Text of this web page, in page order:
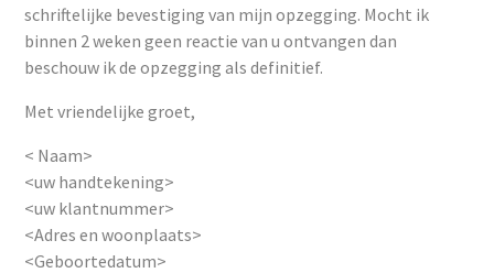
schriftelijke bevestiging van mijn opzegging. Mocht ik
binnen 2 weken geen reactie van u ontvangen dan
beschouw ik de opzegging als definitief.
Met vriendelijke groet,
< Naam>
<uw handtekening>
<uw klantnummer>
<Adres en woonplaats>
<Geboortedatum>